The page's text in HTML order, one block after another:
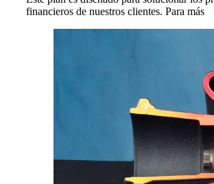
financieros de nuestros clientes. Para más